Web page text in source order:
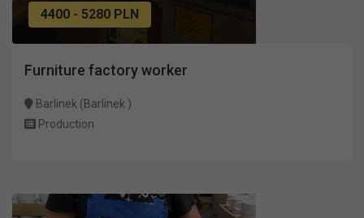
4400 - 5280 PLN
Furniture factory worker
Barlinek (Barlinek )
Production